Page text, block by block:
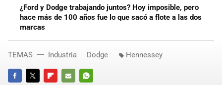
¿Ford y Dodge trabajando juntos? Hoy imposible, pero
hace más de 100 años fue lo que sacó a flote a las dos
marcas
TEMAS Industria Dodge Hennessey